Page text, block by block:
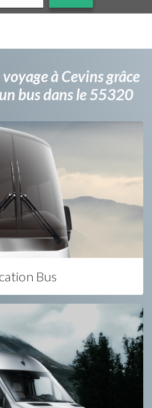
à Cevins grâce
bus dans le 55320
Bus